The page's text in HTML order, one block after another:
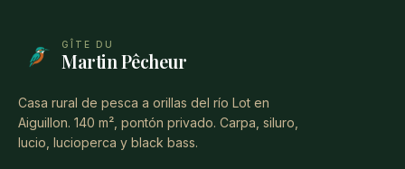
GÎTE DU
Martin Pêcheur
Casa rural de pesca a orillas del río Lot en
Aiguillon. 140 m², pontón privado. Carpa, siluro,
lucio, lucioperca y black bass.